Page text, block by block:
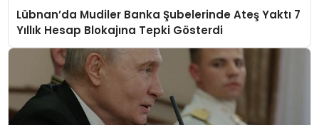
Lübnan’da Mudiler Banka Şubelerinde Ateş Yaktı 7
Yıllık Hesap Blokajına Tepki Gösterdi